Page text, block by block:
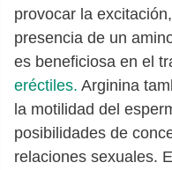
provocar la
presencia de un
es beneficiosa en el
eréctiles. Arginina
la motilidad del
posibilidades de
relaciones sexuales.